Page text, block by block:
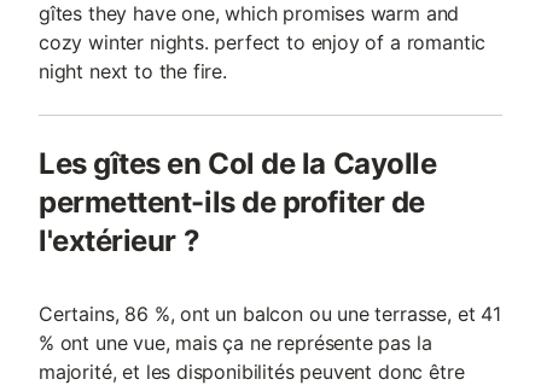
gîtes they have one, which promises warm and
cozy winter nights. perfect to enjoy of a romantic
night next to the fire.
Les gîtes en Col de la Cayolle
permettent-ils de profiter de
l'extérieur ?
Certains, 86 %, ont un balcon ou une terrasse, et 41
% ont une vue, mais ça ne représente pas la
majorité, et les disponibilités peuvent donc être